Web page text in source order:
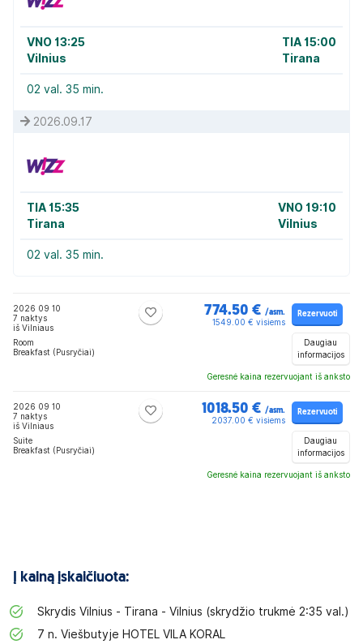
VNO 13:25
Vilnius
TIA 15:00
Tirana
02 val. 35 min.
2026.09.17
TIA 15:35
Tirana
VNO 19:10
Vilnius
02 val. 35 min.
2026 09 10
7 naktys
iš Vilniaus
Room
Breakfast (Pusryčiai)
774.50 € /asm.
1549.00 € visiems
Rezervuoti
Daugiau
informacijos
Geresnė kaina rezervuojant iš anksto
2026 09 10
7 naktys
iš Vilniaus
Suite
Breakfast (Pusryčiai)
1018.50 € /asm.
2037.00 € visiems
Rezervuoti
Daugiau
informacijos
Geresnė kaina rezervuojant iš anksto
Į kainą įskaičiuota:
Skrydis Vilnius - Tirana - Vilnius (skrydžio trukmė 2:35 val.)
7 n. Viešbutyje HOTEL VILA KORAL